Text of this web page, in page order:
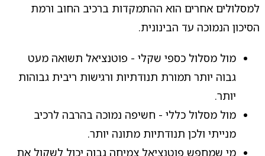
למסלולים אחרים הוא ההתמקדות ברכיב החוב ורמת
הסיכון הנמוכה עד הבינונית.
מול מסלול כספי שקלי - פוטנציאל תשואה מעט
גבוה יותר תמורת תנודתיות ורגישות ריבית גבוהות
יותר.
מול מסלול כללי - חשיפה נמוכה בהרבה לרכיב
מנייתי ולכן תנודתיות מתונה יותר.
מי שמחפש פוטנציאל צמיחה גבוה יכול לשקול את